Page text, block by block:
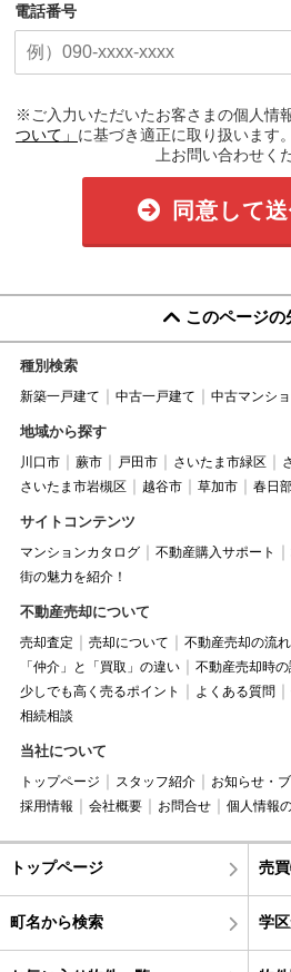
電話番号
※ご入力いただいたお客さまの個人情報
ついて」 に基づき適正に取り扱います
上お問い合わせく
同意して
このページの
種別検索
新築一戸建て 中古一戸建て 中古マンシ
地域から探す
川口市 蕨市 戸田市 さいたま市緑区
さいたま市岩槻区
越谷市 草加市 春日
サイトコンテンツ
マンションカタログ 不動産購入サポート
街の魅力を紹介！
不動産売却について
売却査定 売却について
不動産売却の流れ
「仲介」と「買取」の違い
不動産売却時の
少しでも高く売るポイント
よくある質問
相続相談
当社について
トップページ スタッフ紹介 お知らせ・
採用情報
会社概要 お問合せ 個人情報
トップページ 売
町名から検索 学